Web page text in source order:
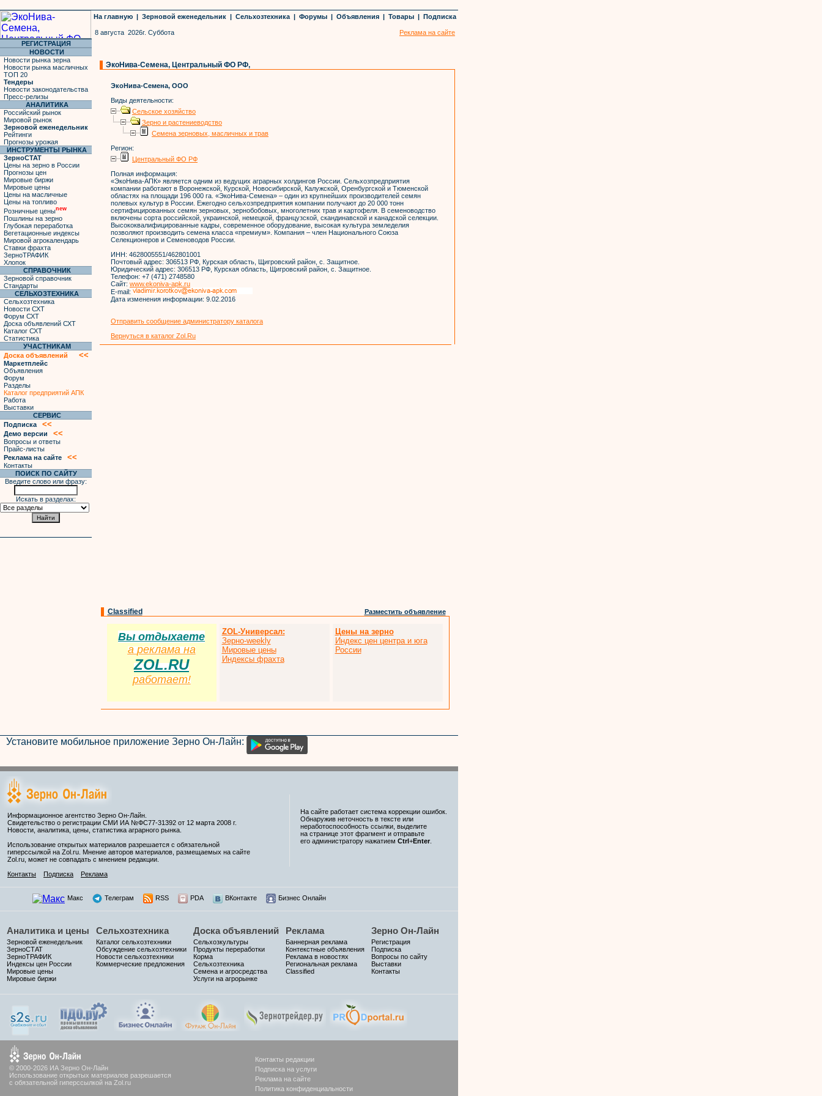
На главную | Зерновой еженедельник | Сельхозтехника | Форумы | Объявления | Товары | Подписка
8 августа 2026г. Суббота
Реклама на сайте
РЕГИСТРАЦИЯ
НОВОСТИ
Новости рынка зерна
Новости рынка масличных
ТОП 20
Тендеры
Новости законодательства
Пресс-релизы
АНАЛИТИКА
Российский рынок
Мировой рынок
Зерновой еженедельник
Рейтинги
Прогнозы урожая
ИНСТРУМЕНТЫ РЫНКА
ЗерноСТАТ
Цены на зерно в России
Прогнозы цен
Мировые биржи
Мировые цены
Цены на масличные
Цены на топливо
Розничные ценыnew
Пошлины на зерно
Глубокая переработка
Вегетационные индексы
Мировой агрокалендарь
Ставки фрахта
ЗерноТРАФИК
Хлопок
СПРАВОЧНИК
Зерновой справочник
Стандарты
СЕЛЬХОЗТЕХНИКА
Сельхозтехника
Новости СХТ
Форум СХТ
Доска объявлений СХТ
Каталог СХТ
Статистика
УЧАСТНИКАМ
Доска объявлений
<<
Маркетплейс
Объявления
Форум
Разделы
Каталог предприятий АПК
Работа
Выставки
СЕРВИС
Подписка
<<
Демо версии <<
Вопросы и ответы
Прайс-листы
Реклама на сайте
<<
Контакты
ПОИСК ПО САЙТУ
Введите слово или фразу:
Искать в разделах:
ЭкоНива-Семена, Центральный ФО РФ,
ЭкоНива-Семена, ООО
Виды деятельности:
Сельское хозяйство
Зерно и растениеводство
Семена зерновых, масличных и трав
Регион:
Центральный ФО РФ
Полная информация:
«ЭкоНива-АПК» является одним из ведущих аграрных холдингов России. Сельхозпредприятия
компании работают в Воронежской, Курской, Новосибирской, Калужской, Оренбургской и Тюменской
областях на площади 196 000 га. «ЭкоНива-Семена» – один из крупнейших производителей семян
полевых культур в России. Ежегодно сельхозпредприятия компании получают до 20 000 тонн
сертифицированных семян зерновых, зернобобовых, многолетних трав и картофеля. В семеноводство
включены сорта российской, украинской, немецкой, французской, скандинавской и канадской селекции.
Высококвалифицированные кадры, современное оборудование, высокая культура земледелия
позволяют производить семена класса «премиум». Компания – член Национального Союза
Селекционеров и Семеноводов России.
ИНН: 4628005551/462801001
Почтовый адрес: 306513 РФ, Курская область, Щигровский район, с. Защитное.
Юридический адрес: 306513 РФ, Курская область, Щигровский район, с. Защитное.
Телефон: +7 (471) 2748580
Сайт: www.ekoniva-apk.ru
E-mail:
Дата изменения информации: 9.02.2016
Отправить сообщение администратору каталога
Вернуться в каталог Zol.Ru
Classified Разместить объявление
Вы отдыхаете
ареклама на
ZOL.RU
работает!
ZOL-Универсал:
Зерно-weekly
Мировые цены
Индексы фрахта
Цены на зерно
Индекс цен центра и юга
России
Установите мобильное приложение Зерно Он-Лайн:
Информационное агентство Зерно Он-Лайн.
Свидетельство о регистрации СМИ ИА №ФС77-31392 от 12 марта 2008 г.
Новости, аналитика, цены, статистика аграрного рынка.
Использование открытых материалов разрешается с обязательной
гиперссылкой на Zol.ru. Мнение авторов материалов, размещаемых на сайте
Zol.ru, может не совпадать с мнением редакции.
Контакты
Подписка Реклама
На сайте работает система коррекции ошибок.
Обнаружив неточность в тексте или
неработоспособность ссылки, выделите
на странице этот фрагмент и отправьте
его администратору нажатием Ctrl+Enter
Макс Телеграм RSS PDA ВКонтакте Бизнес Онлайн
Аналитика и цены
Зерновой еженедельник
ЗерноСТАТ
ЗерноТРАФИК
Индексы цен России
Мировые цены
Мировые биржи
Сельхозтехника
Каталог сельхозтехники
Обсуждение сельхозтехники
Новости сельхозтехники
Коммерческие предложения
Доска объявлений
Сельхозкультуры
Продукты переработки
Корма
Сельхозтехника
Семена и агросредства
Услуги на агрорынке
Реклама
Баннерная реклама
Контекстные объявления
Реклама в новостях
Региональная реклама
Classified
Зерно Он-Лайн
Регистрация
Подписка
Вопросы по сайту
Выставки
Контакты
© 2000-2026 ИА Зерно Он-Лайн
Использование открытых материалов разрешается
с обязательной гиперссылкой на Zol.ru
Контакты редакции
Подписка на услуги
Реклама на сайте
Политика конфиденциальности